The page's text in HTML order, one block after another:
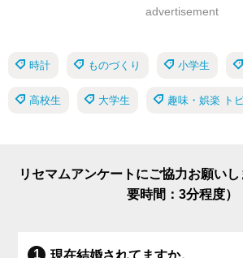
advertisement
時計 ものづくり 小学生
高校生 大学生 趣味・娯楽 ト
リセマムアンケートにご協力お願い
要時間：3分程度）